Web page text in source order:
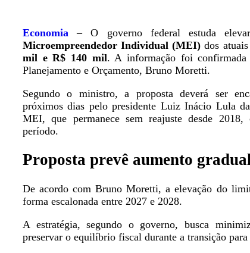
Economia – O governo federal estuda
Microempreendedor Individual (MEI) dos
mil e R$ 140 mil. A informação foi
Planejamento e Orçamento, Bruno Moretti.
Segundo o ministro, a proposta deverá ser
próximos dias pelo presidente Luiz Inácio Lula
MEI, que permanece sem reajuste desde
período.
Proposta prevê aumento
De acordo com Bruno Moretti, a elevação do
forma escalonada entre 2027 e 2028.
A estratégia, segundo o governo, busca
preservar o equilíbrio fiscal durante a transição